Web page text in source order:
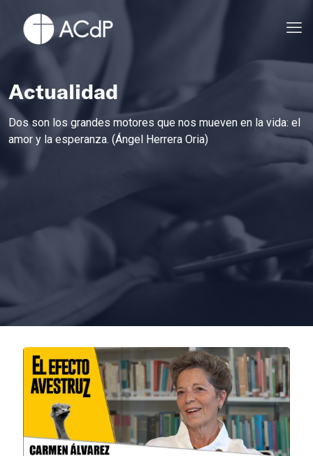
Actualidad
Dos son los grandes motores que nos mueven en la vida: el
amor y la esperanza. (Ángel Herrera Oria)